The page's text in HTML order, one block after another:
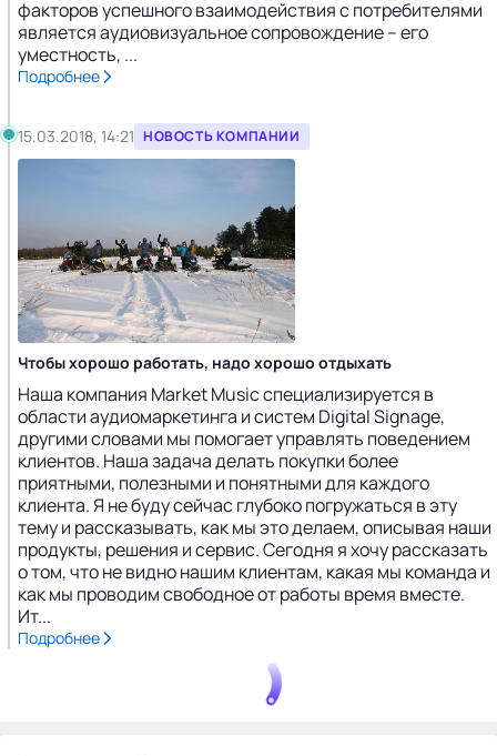
факторов успешного взаимодействия с потребителями
является аудиовизуальное сопровождение – его
уместность, ...
Подробнее
15.03.2018, 14:21 НОВОСТЬ КОМПАНИИ
Чтобы хорошо работать, надо хорошо отдыхать
Наша компания Market Music специализируется в
области аудиомаркетинга и систем Digital Signage,
другими словами мы помогает управлять поведением
клиентов. Наша задача делать покупки более
приятными, полезными и понятными для каждого
клиента. Я не буду сейчас глубоко погружаться в эту
тему и рассказывать, как мы это делаем, описывая наши
продукты, решения и сервис. Сегодня я хочу рассказать
о том, что не видно нашим клиентам, какая мы команда и
как мы проводим свободное от работы время вместе.
Ит...
Подробнее